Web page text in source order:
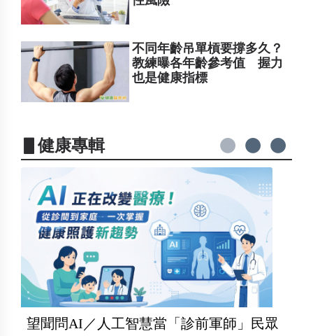
不同年齡吊單槓要撐多久？
教練曝各年齡參考值 握力
也是健康指標
▋健康專輯
望聞問AI／人工智慧當「診前軍師」民眾